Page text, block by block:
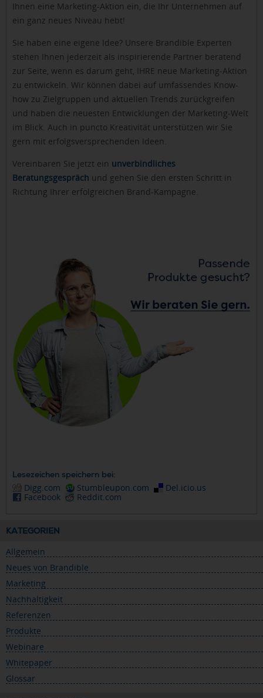
Ihnen eine Marketing-Aktion ein, die Ihr Unternehmen auf
ein ganz neues Niveau hebt!
Sie haben eine eigene Idee? Unsere Brandible Experten
stehen Ihnen jederzeit als inspirierende Partner beratend
zur Seite, wenn es darum geht, IHRE neue Marketing-Aktion
zu entwickeln. Wir können dabei auf umfassendes Know-
how zu Zielgruppen und aktuellen Trends zurückgreifen
und haben die neuesten Entwicklungen der Marketing-Welt
im Blick. Auch in puncto Kreativität unterstützen wir Sie
gern mit erfolgsversprechenden Ideen.
Vereinbaren Sie jetzt ein unverbindliches
Beratungsgespräch und gehen Sie den ersten Schritt in
Richtung Ihrer erfolgreichen Brand-Kampagne.
Lesezeichen speichern bei:
Digg.com Stumbleupon.com
Del.icio.us
Facebook
Reddit.com
KATEGORIEN
Allgemein
Neues von Brandible
Marketing
Nachhaltigkeit
Referenzen
Produkte
Webinare
Whitepaper
Glossar